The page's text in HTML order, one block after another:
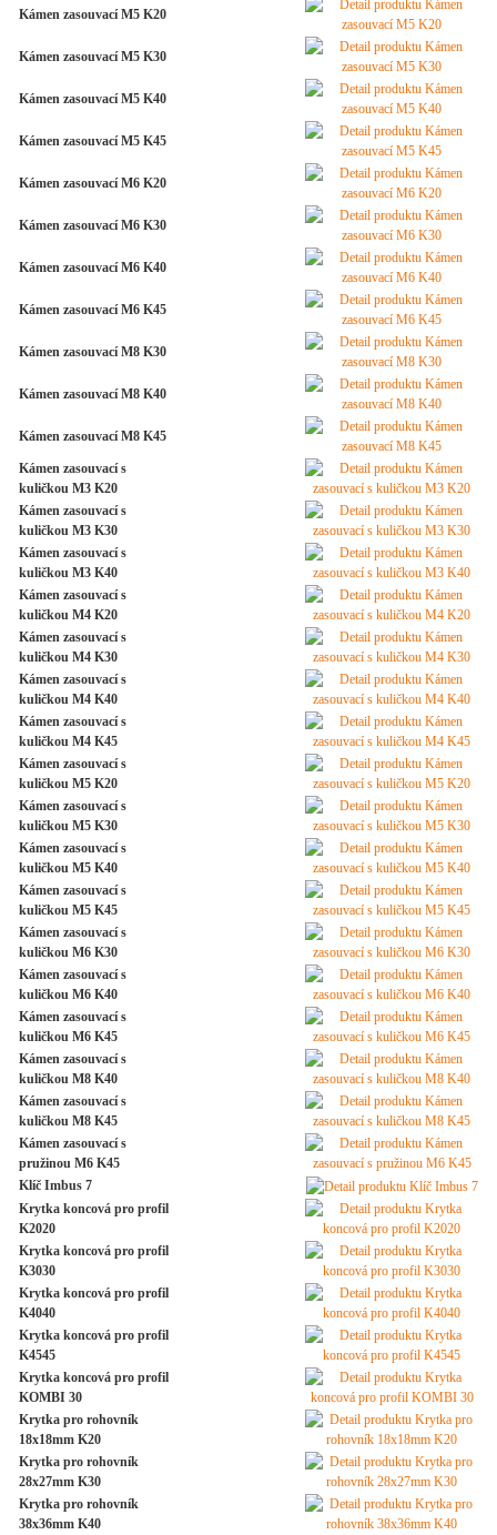
Kámen zasouvací M5 K20
Kámen zasouvací M5 K30
Kámen zasouvací M5 K40
Kámen zasouvací M5 K45
Kámen zasouvací M6 K20
Kámen zasouvací M6 K30
Kámen zasouvací M6 K40
Kámen zasouvací M6 K45
Kámen zasouvací M8 K30
Kámen zasouvací M8 K40
Kámen zasouvací M8 K45
Kámen zasouvací s
kuličkou M3 K20
Kámen zasouvací s
kuličkou M3 K30
Kámen zasouvací s
kuličkou M3 K40
Kámen zasouvací s
kuličkou M4 K20
Kámen zasouvací s
kuličkou M4 K30
Kámen zasouvací s
kuličkou M4 K40
Kámen zasouvací s
kuličkou M4 K45
Kámen zasouvací s
kuličkou M5 K20
Kámen zasouvací s
kuličkou M5 K30
Kámen zasouvací s
kuličkou M5 K40
Kámen zasouvací s
kuličkou M5 K45
Kámen zasouvací s
kuličkou M6 K30
Kámen zasouvací s
kuličkou M6 K40
Kámen zasouvací s
kuličkou M6 K45
Kámen zasouvací s
kuličkou M8 K40
Kámen zasouvací s
kuličkou M8 K45
Kámen zasouvací s
pružinou M6 K45
Klíč Imbus 7
Krytka koncová pro profil
K2020
Krytka koncová pro profil
K3030
Krytka koncová pro profil
K4040
Krytka koncová pro profil
K4545
Krytka koncová pro profil
KOMBI 30
Krytka pro rohovník
18x18mm K20
Krytka pro rohovník
28x27mm K30
Krytka pro rohovník
38x36mm K40